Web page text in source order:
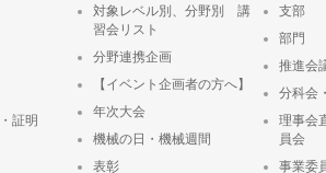
証明
対象レベル別、分野別 講
習会リスト
分野連携企画
【イベント企画者の方へ】
年次大会
機械の日・機械週間
表彰
支部
部門
推進会
分科会
理事会
員会
事業委